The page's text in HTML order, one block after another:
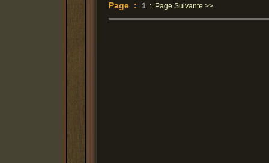
Page : 1: Page Suivante >>